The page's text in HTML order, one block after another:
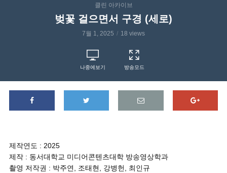
클린 아카이브
벚꽃 걸으면서 구경 (세로)
7월 1, 2025 18 views
나중에보기 방송모드
제작연도 : 2025
제작 : 동서대학교 미디어콘텐츠대학 방송영상학과
촬영 저작권 : 박주연, 조태현, 강병헌, 최인규